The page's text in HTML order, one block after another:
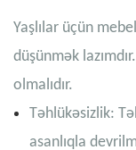
Yaşlılar üçün
düşünmək
olmalıdır.
Təhlükəsizlik:
asanlıqla